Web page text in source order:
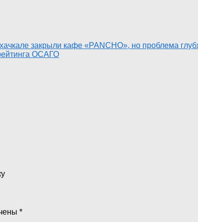
закрыли кафе «PANCHO», но проблема
ОСАГО
*